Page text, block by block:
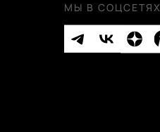
МЫ В СОЦСЕТЯХ